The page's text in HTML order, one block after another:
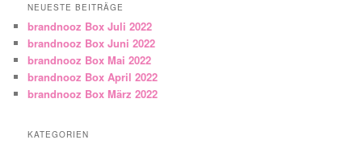
NEUESTE BEITRÄGE
brandnooz Box Juli 2022
brandnooz Box Juni 2022
brandnooz Box Mai 2022
brandnooz Box April 2022
brandnooz Box März 2022
KATEGORIEN